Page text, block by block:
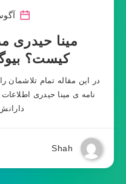
آگوست
مینا حیدری
کیست؟
در این مقاله تمام تلاشمان
نامه ی مینا حیدری
Shah